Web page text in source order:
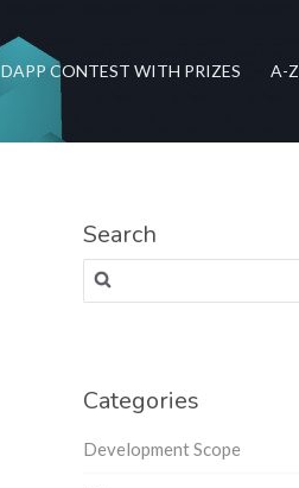
DAPP CONTEST WITH PRIZES A-Z
Search
Search for:
Categories
Development Scope